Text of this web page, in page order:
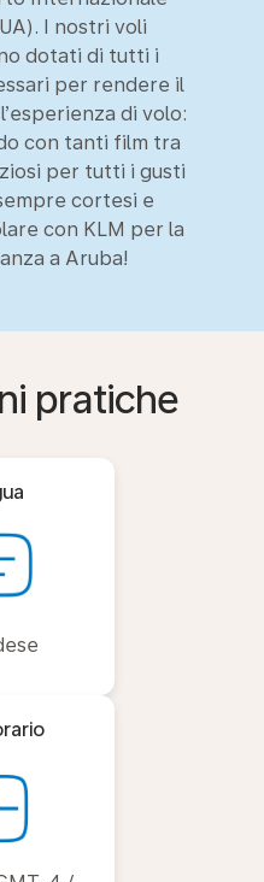
I nostri voli
dotati di tutti i
per rendere il
di volo:
con tanti film tra
per tutti i gusti
cortesi e
con KLM per la
a Aruba!
pratiche